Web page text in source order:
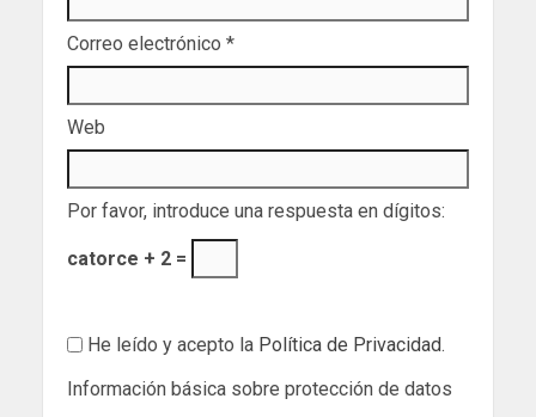
Correo electrónico *
Web
Por favor, introduce una respuesta en dígitos:
catorce + 2 =
He leído y acepto la Política de Privacidad.
Información básica sobre protección de datos